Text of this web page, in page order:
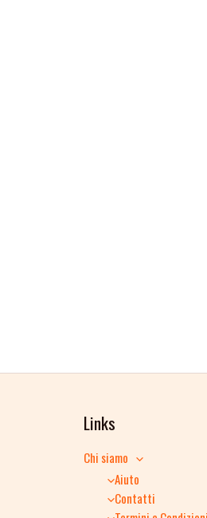
Links
Chi siamo
Aiuto
Contatti